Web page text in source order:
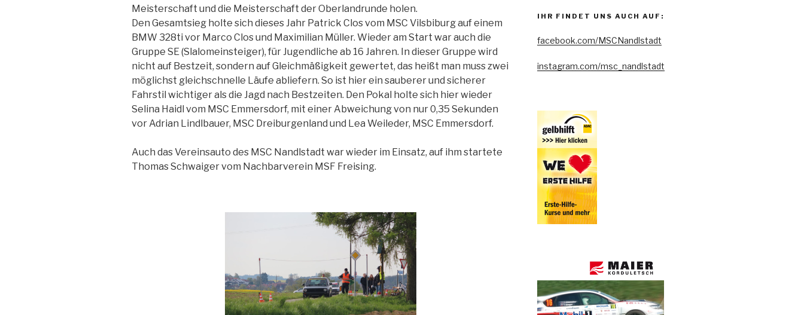
IHR FINDET UNS AUCH AUF:
facebook.com/MSCNandlstadt
instagram.com/msc_nandlstadt
Meisterschaft und die Meisterschaft der Oberlandrunde holen.
Den Gesamtsieg holte sich dieses Jahr Patrick Clos vom MSC Vilsbiburg auf einem
BMW 328ti vor Marco Clos und Maximilian Müller. Wieder am Start war auch die
Gruppe SE (Slalomeinsteiger), für Jugendliche ab 16 Jahren. In dieser Gruppe wird
nicht auf Bestzeit, sondern auf Gleichmäßigkeit gewertet, das heißt man muss zwei
möglichst gleichschnelle Läufe abliefern. So ist hier ein sauberer und sicherer
Fahrstil wichtiger als die Jagd nach Bestzeiten. Den Pokal holte sich hier wieder
Selina Haidl vom MSC Emmersdorf, mit einer Abweichung von nur 0,35 Sekunden
vor Adrian Lindlbauer, MSC Dreiburgenland und Lea Weileder, MSC Emmersdorf.
Auch das Vereinsauto des MSC Nandlstadt war wieder im Einsatz, auf ihm startete
Thomas Schwaiger vom Nachbarverein MSF Freising.